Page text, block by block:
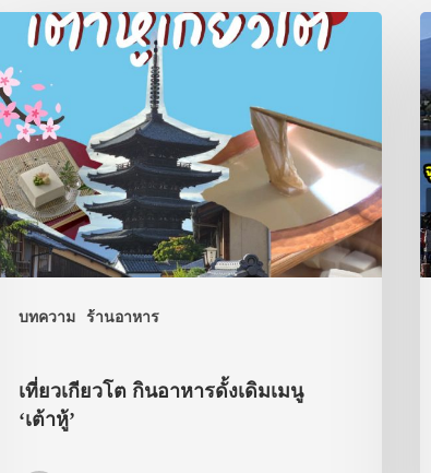
บทความ ร้านอาหาร
เที่ยวเกียวโต กินอาหารดั้งเดิมเมนู
‘เต้าหู้’